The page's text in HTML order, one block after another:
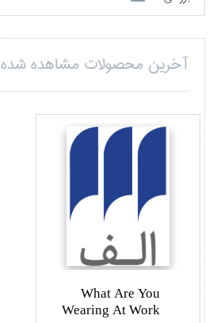
آخرین محصولات مشاهده شده
What Are You
Wearing At Work